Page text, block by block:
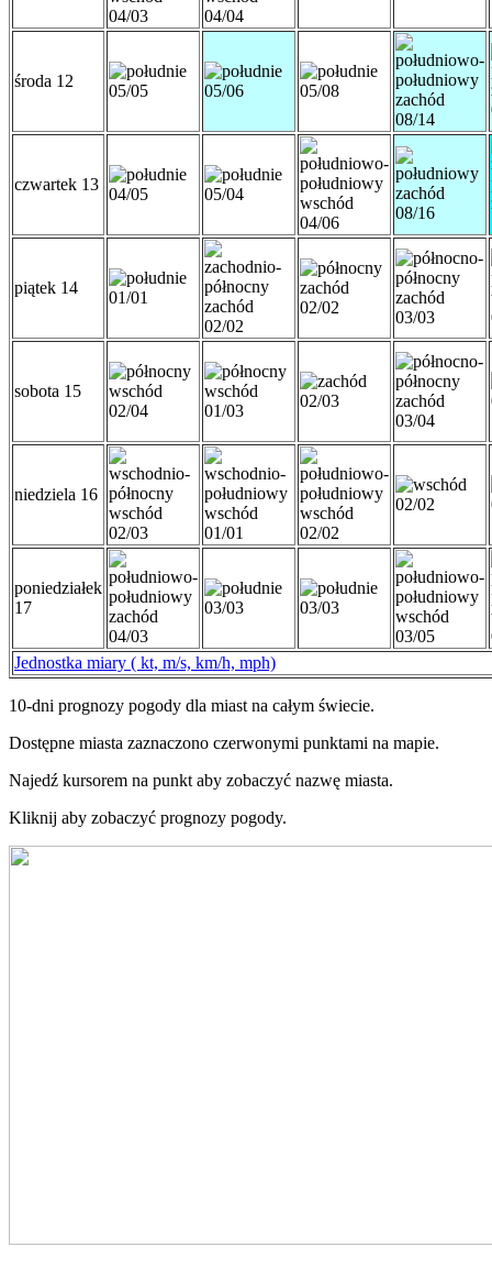
04/03 04/04
środa 12
05/05 05/06
05/08
08/14
czwartek 13
04/05
05/04
04/06
08/16
piątek 14
01/01
02/02
02/02
03/03
sobota 15
02/04
01/03
02/03
03/04
niedziela 16
02/03 01/01 02/02
02/02
poniedziałek
17
04/03
03/03
03/03
03/05
Jednostka miary ( kt, m/s, km/h, mph)
10-dni prognozy pogody dla miast na całym świecie.
Dostępne miasta zaznaczono czerwonymi punktami na mapie.
Najedź kursorem na punkt aby zobaczyć nazwę miasta.
Kliknij aby zobaczyć prognozy pogody.